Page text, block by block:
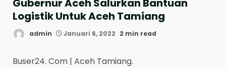
Gubernur Aceh Salurkan Bantuan
Logistik Untuk Aceh Tamiang
admin Januari 6, 2022 2 min read
Buser24. Com | Aceh Tamiang.